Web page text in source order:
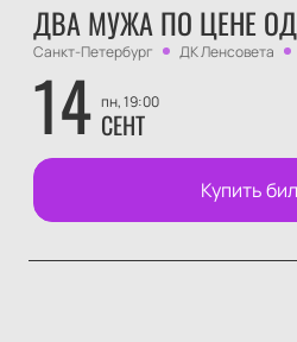
ДВА МУЖА ПО ЦЕНЕ
Санкт-Петербург ДК Ленсовета
14 пн, 19:00
СЕНТ
Купить